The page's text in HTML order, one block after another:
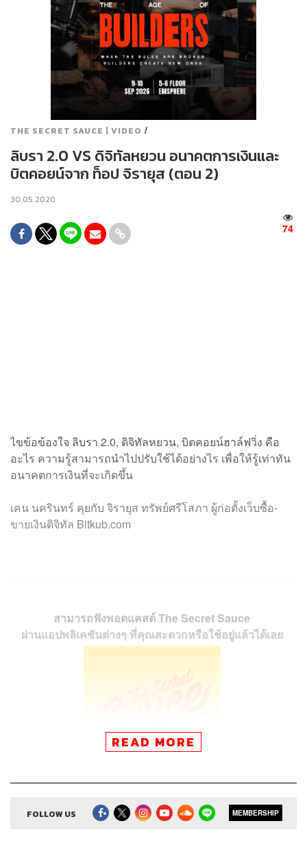
THE SECRET SAUCE | VIDEO /
ลิบรา 2.0 VS ดิจิทัลหยวน อนาคตการเงินและ
บิตคอยน์จาก ท็อป จิรายุส (ตอน 2)
30.05.2020
74
ไขข้อข้องใจ ลิบรา 2.0, ดิจิทัลหยวน, บิตคอยน์ฮาล์ฟวิ่ง คือ
อะไร ความรู้สามารถนำไปปรับใช้ได้อย่างไร เพื่อให้รู้เท่าทัน
อนาคตการเงินที่จะเกิดขึ้น
เคน นครินทร์ คุยกับ จิรายุส ทรัพย์ศรีโสภา ผู้ก่อตั้งเว็บซื้อ-
ขายเงินดิจิทัล Bitkub.com
สามารถฟังพอดแคสต์ The Secret Sauce
ผ่านแอปพลิเคชันต่างๆ ที่คุณสะดวกหรือใช้อยู่แล้วได้เลย
READ MORE
FOLLOW US MEMBERSHIP